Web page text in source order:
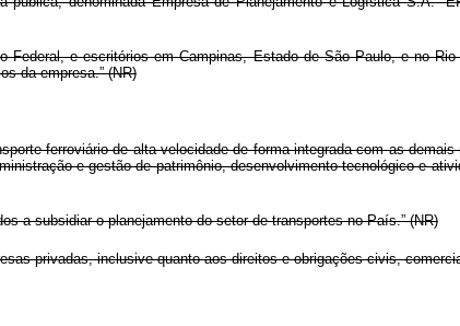
e escritórios em Campinas, Estado de São Paulo, e no
da empresa.” (NR)
ferroviário de alta velocidade de forma integrada com as
e gestão de patrimônio, desenvolvimento tecnológico e
a subsidiar o planejamento do setor de transportes no País.” (NR)
privadas, inclusive quanto aos direitos e obrigações civis,